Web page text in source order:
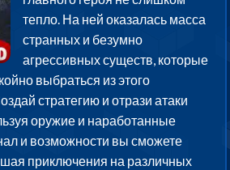
тепло. На ней оказалась масса
странных и безумно
агрессивных существ, которые
выбраться из этого
стратегию и отрази атаки
оружие и наработанные
и возможности вы сможете
приключения на различных